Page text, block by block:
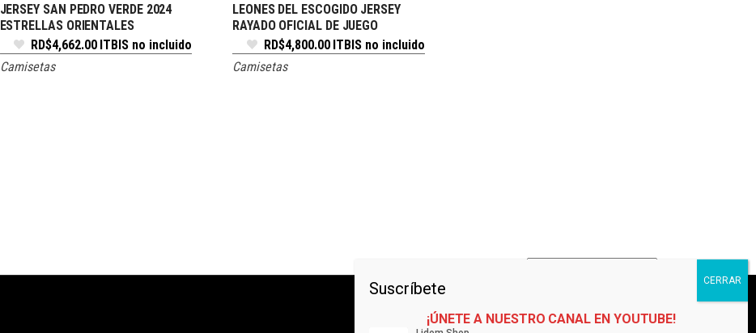
SELECCIONAR OPCIONES
JERSEY SAN PEDRO VERDE 2024
ESTRELLAS ORIENTALES
RD$4,662.00 ITBIS no incluido
Camisetas
SELECCIONE OPCIONES
LEONES DEL ESCOGIDO JERSEY
RAYADO OFICIAL DE JUEGO
RD$4,800.00 ITBIS no incluido
Camisetas
¡ÚNETE A NUESTRO CANAL EN YOUTUBE!